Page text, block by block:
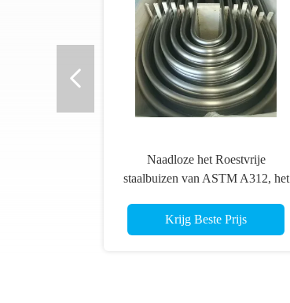
Naadloze het Roestvrije
staalbuizen van ASTM A312, het
Precisieroestvrije staal van TP317
TP317L
Krijg Beste Prijs